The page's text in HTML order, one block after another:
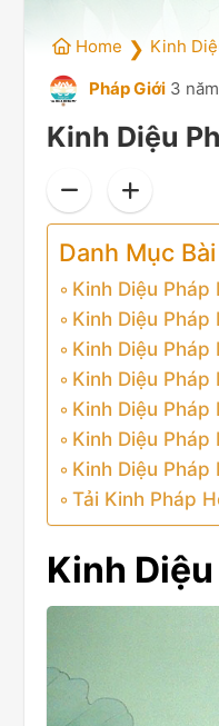
Home ❯ Kinh
Pháp Giới 3
Kinh Diệu
Danh Mục
Kinh Diệu Pháp
Kinh Diệu Pháp
Kinh Diệu Pháp
Kinh Diệu Pháp
Kinh Diệu Pháp
Kinh Diệu Pháp
Kinh Diệu Pháp
Tải Kinh Pháp
Kinh Diệu